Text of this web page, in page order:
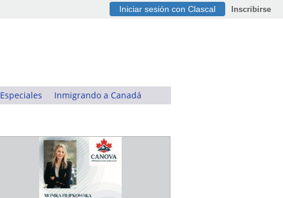
Iniciar sesión con Clascal Inscribirse
Especiales Inmigrando a Canadá